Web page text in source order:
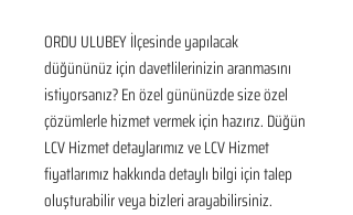
ORDU ULUBEY İlçesinde yapılacak
düğününüz için davetlilerinizin aranmasını
istiyorsanız? En özel gününüzde size özel
çözümlerle hizmet vermek için hazırız. Düğün
LCV Hizmet detaylarımız ve LCV Hizmet
fiyatlarımız hakkında detaylı bilgi için talep
oluşturabilir veya bizleri arayabilirsiniz.